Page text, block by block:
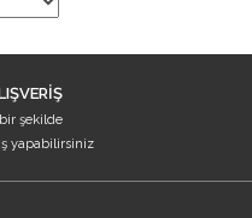
şekilde
yapabilirsiniz